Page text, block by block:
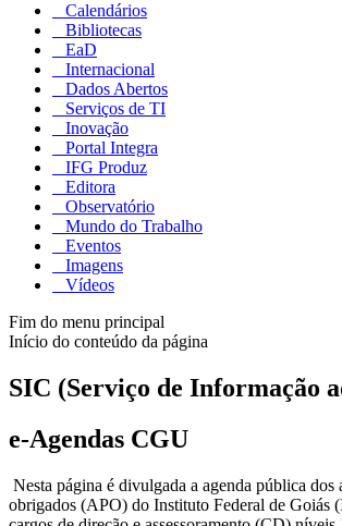
Calendários
Bibliotecas
EaD
Internacional
Dados Abertos
Serviços de TI
Inovação
Portal Integra
IFG Produz
Editora
Observatório
Mundo do Trabalho
Eventos
Imagens
Vídeos
Fim do menu principal
Início do conteúdo da página
SIC (Serviço de Informação
e-Agendas CGU
Nesta página é divulgada a agenda pública dos
obrigados (APO) do Instituto Federal de Goiás